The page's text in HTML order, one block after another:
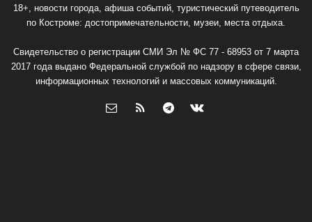
18+, новости города, афиша событий, туристический путеводитель
по Костроме: достопримечательности, музеи, места отдыха.
Свидетельство о регистрации СМИ Эл № ФС 77 - 68953 от 7 марта
2017 года выдано Федеральной службой по надзору в сфере связи,
информационных технологий и массовых коммуникаций.